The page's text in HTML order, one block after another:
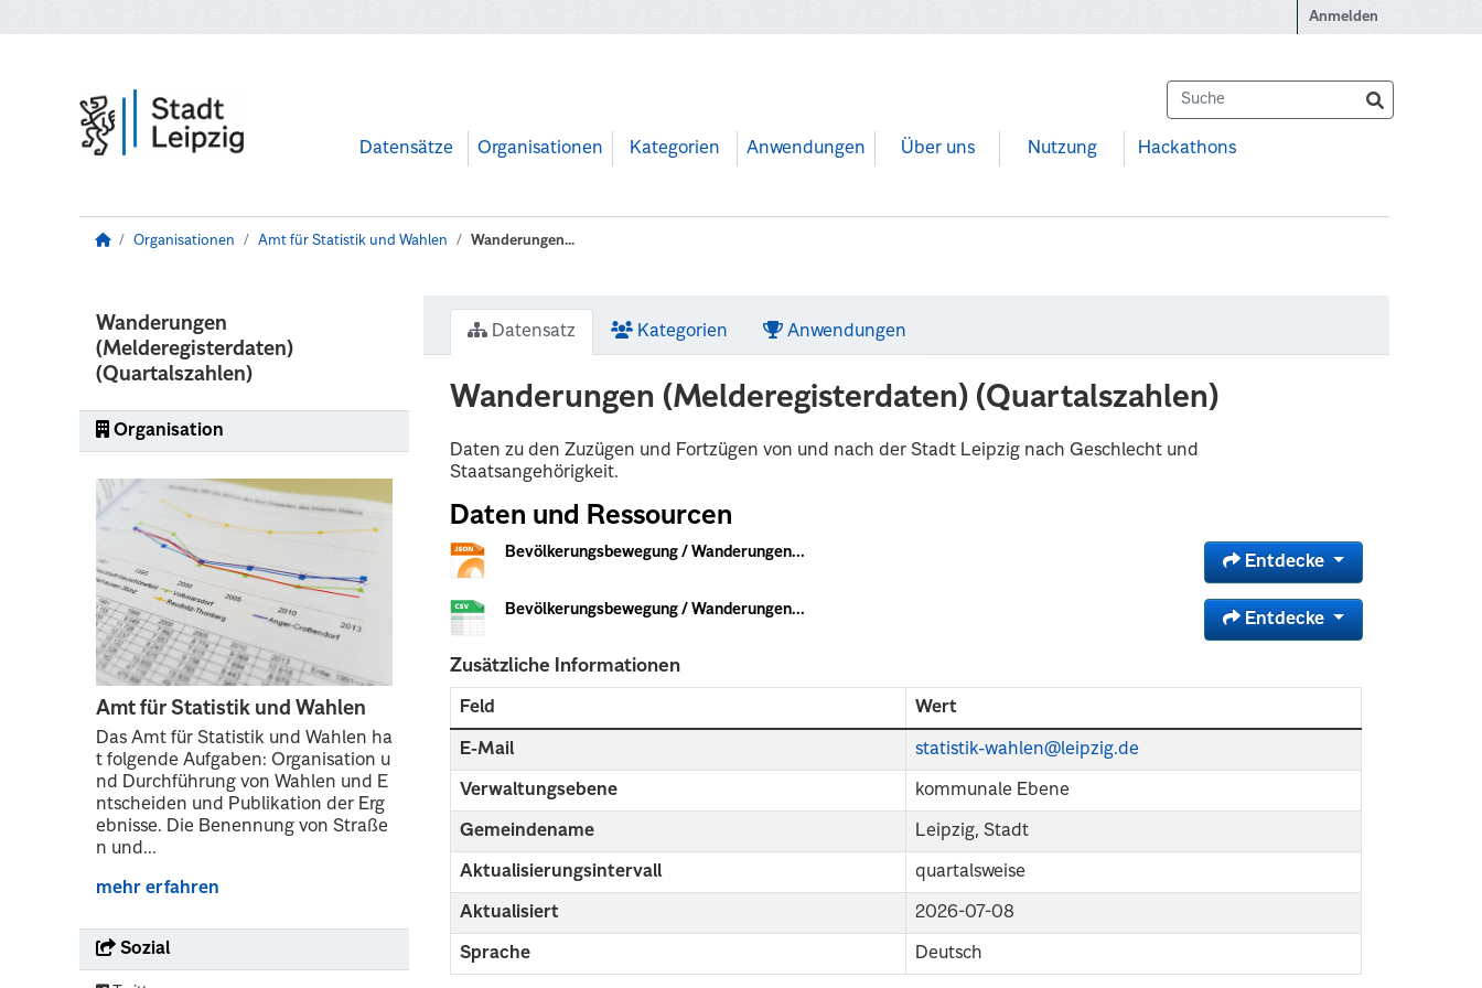
Anmelden
Datensätze Organisationen Kategorien Anwendungen Über uns Nutzung Hackathons
Organisationen Amt für Statistik und Wahlen Wanderungen...
Wanderungen
(Melderegisterdaten)
(Quartalszahlen)
Organisation
Amt für Statistik und Wahlen
Das Amt für Statistik und Wahlen ha
t folgende Aufgaben: Organisation u
nd Durchführung von Wahlen und E
ntscheiden und Publikation der Erg
ebnisse. Die Benennung von Straße
n und...
mehr erfahren
Sozial
Datensatz Kategorien Anwendungen
Wanderungen (Melderegisterdaten) (Quartalszahlen)
Daten zu den Zuzügen und Fortzügen von und nach der Stadt Leipzig nach Geschlecht und
Staatsangehörigkeit.
Daten und Ressourcen
Bevölkerungsbewegung / Wanderungen...
Entdecke
Bevölkerungsbewegung / Wanderungen...
Entdecke
Zusätzliche Informationen
Feld Wert
E-Mail statistik-wahlen@leipzig.de
Verwaltungsebene kommunale Ebene
Gemeindename Leipzig, Stadt
Aktualisierungsintervall quartalsweise
Aktualisiert 2026-07-08
Sprache Deutsch